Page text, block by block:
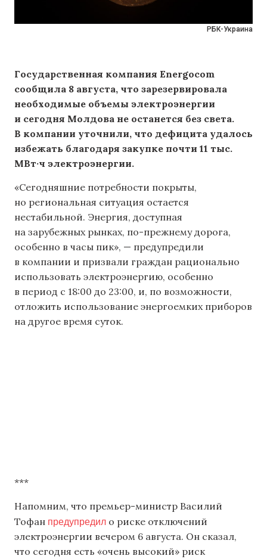
РБК-Украина
Государственная компания Energocom
сообщила 8 августа, что зарезервировала
необходимые объемы электроэнергии
и сегодня Молдова не останется без света.
В компании уточнили, что дефицита удалось
избежать благодаря закупке почти 11 тыс.
МВт·ч электроэнергии.
«Сегодняшние потребности покрыты,
но региональная ситуация остается
нестабильной. Энергия, доступная
на зарубежных рынках, по-прежнему дорога,
особенно в часы пик», — предупредили
в компании и призвали граждан рационально
использовать электроэнергию, особенно
в период с 18:00 до 23:00, и, по возможности,
отложить использование энергоемких приборов
на другое время суток.
***
Напомним, что премьер-министр Василий
Тофан предупредил о риске отключений
электроэнергии вечером 6 августа. Он сказал,
что сегодня есть «очень высокий» риск